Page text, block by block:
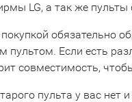
LG, а так же пульты
обязательно
пультом. Если есть
совместимость,
пульта у вас